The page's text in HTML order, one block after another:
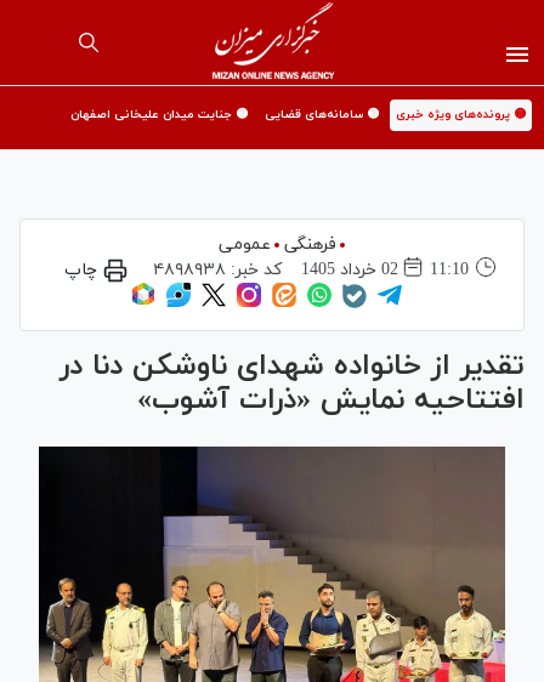
🟡 پرونده‌های ویژه خبری 🟡 سامانه‌های قضایی 🟡 جنایت میدان علیخانی اصفهان
فرهنگی
عمومی
11:10
02 خرداد 1405 کد خبر: ۴۸۹۸۹۳۸ چاپ
تقدیر از خانواده شهدای ناوشکن دنا در
افتتاحیه نمایش «ذرات آشوب»